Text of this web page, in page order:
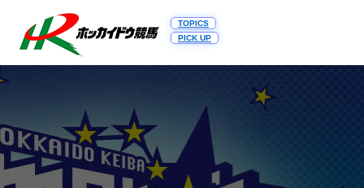
TOPICS
PICK UP